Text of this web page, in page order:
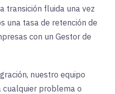
transición fluida una vez
una tasa de retención de
con un Gestor de
nuestro equipo
cualquier problema o